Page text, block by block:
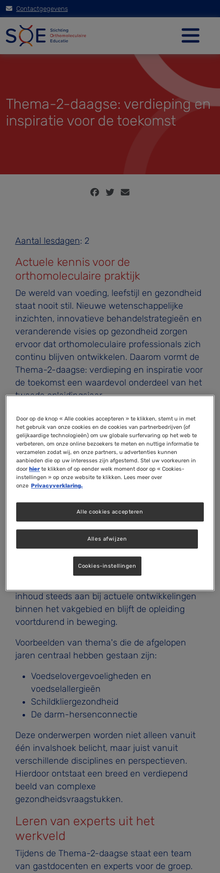
Contactgegevens
Thema-2-daagse: verdieping en
inspiratie voor de toekomst
Aantal lesdagen: 2
Actuele kennis voor de
orthomoleculaire praktijk
De wereld van voeding, leefstijl en gezondheid
staat nooit stil. Nieuwe wetenschappelijke
inzichten, innovatieve behandelstrategieën en
veranderende visies op gezondheid zorgen
ervoor dat orthomoleculaire professionals zich
continu blijven ontwikkelen. Daarom vormt de
Thema-2-daagse: verdieping en inspiratie voor
de toekomst een waardevol onderdeel van het
tweede opleidingsjaar.
Tijdens deze tweedaagse verdiepingsmodule
stapt u buiten het reguliere curriculum en
maakt u kennis met de nieuwste
ontwikkelingen binnen een specifiek thema.
Het onderwerp wisselt jaarlijks, waardoor de
inhoud steeds actueel en vernieuwend blijft.
in te gaan op onderwerpen die momenteel veel
complementaire gezondheidszorg.
Ieder jaar een actueel thema
Het unieke aan deze module is dat het
inhoud steeds aan bij actuele ontwikkelingen
binnen het vakgebied en blijft de opleiding
voortdurend in beweging.
Voorbeelden van thema's die de afgelopen
jaren centraal hebben gestaan zijn:
Voedselovergevoeligheden en
voedselallergieën
Schildkliergezondheid
De darm-hersenconnectie
Deze onderwerpen worden niet alleen vanuit
één invalshoek belicht, maar juist vanuit
verschillende disciplines en perspectieven.
Hierdoor ontstaat een breed en verdiepend
beeld van complexe
gezondheidsvraagstukken.
Leren van experts uit het
werkveld
Tijdens de Thema-2-daagse staat een team
van gastdocenten en experts voor de groep.
Door op de knop « Alle cookies accepteren » te klikken, stemt u in met
het gebruik van onze cookies en de cookies van partnerbedrijven (of
gelijkaardige technologieën) om uw globale surfervaring op het web te
verbeteren, om onze online bezoekers te meten en nuttige informatie te
verzamelen zodat wij, en onze partners, u advertenties kunnen
aanbieden die op uw interesses zijn afgestemd. Stel uw voorkeuren in
doorhierte klikken of op eender welk moment door op « Cookies-
instellingen » op onze website te klikken. Lees meer over
onze Privacyverklaring.
Alles afwijzen
Alle cookies accepteren
Cookies-instellingen